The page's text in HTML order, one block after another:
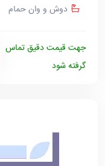
دوش و وان حمام
جهت قیمت دقیق تماس
گرفته شود